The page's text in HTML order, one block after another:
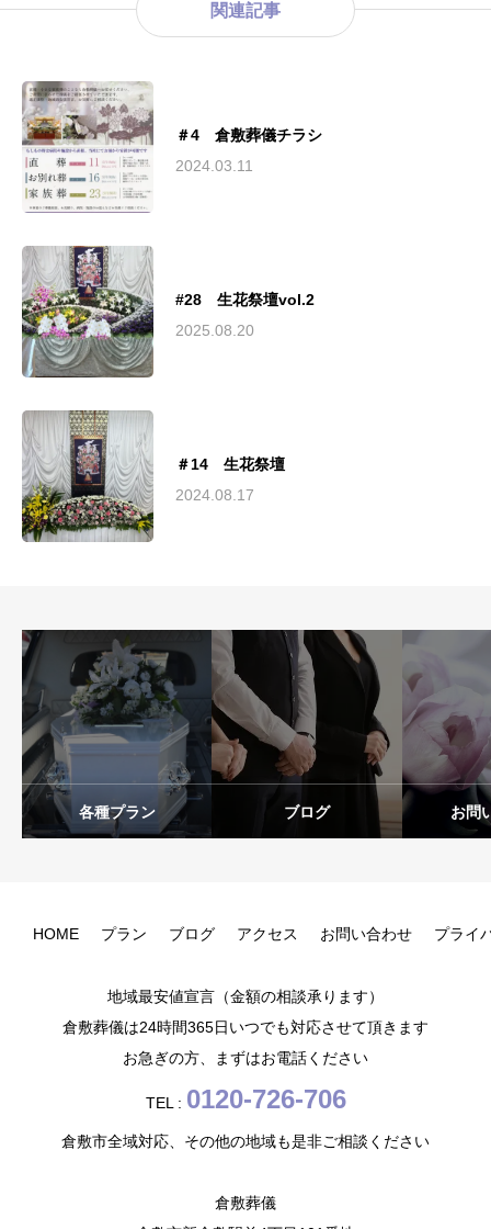
関連記事
＃4 倉敷葬儀チラシ
2024.03.11
#28 生花祭壇vol.2
2025.08.20
＃14 生花祭壇
2024.08.17
各種プラン ブログ お問
HOME プラン ブログ アクセス お問い合わせ プライ
地域最安値宣言（金額の相談承ります）
倉敷葬儀は24時間365日いつでも対応させて頂きます
お急ぎの方、まずはお電話ください
TEL : 0120-726-706
倉敷市全域対応、その他の地域も是非ご相談ください
倉敷葬儀